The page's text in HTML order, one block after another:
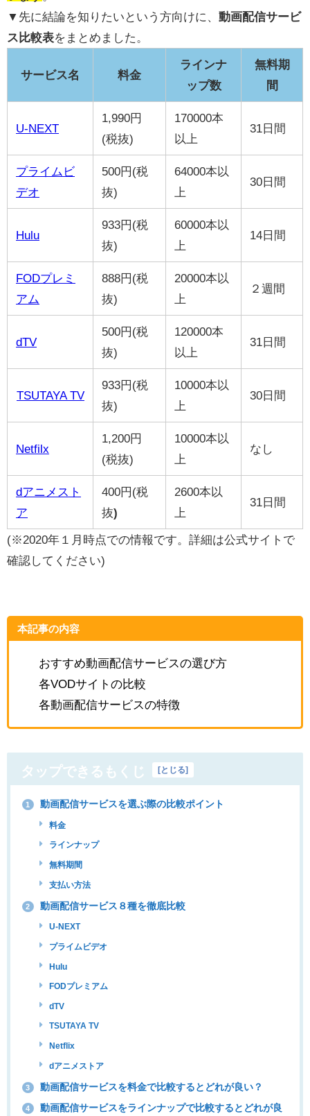
▼先に結論を知りたいという方向けに、 動画配信サービ
ス比較表をまとめました。
サービス名 料金
ラインナ
ップ数
無料期
間
U-NEXT
1,990円
(税抜)
170000本
以上
31日間
プライムビ
デオ
500円(税
抜)
64000本以
上
30日間
Hulu
933円(税
抜)
60000本以
上
14日間
FODプレミ
アム
888円(税
抜)
20000本以
上
２週間
dTV
500円(税
抜)
120000本
以上
31日間
TSUTAYA TV
933円(税
抜)
10000本以
上
30日間
Netfilx
1,200円
(税抜)
10000本以
上
なし
dアニメスト
ア
400円(税
抜)
2600本以
上
31日間
(※2020年１月時点での情報です。詳細は公式サイトで
確認してください)
本記事の内容
おすすめ動画配信サービスの選び方
各VODサイトの比較
各動画配信サービスの特徴
タップできるもくじ とじる
1 動画配信サービスを選ぶ際の比較ポイント
料金
ラインナップ
無料期間
支払い方法
2 動画配信サービス８種を徹底比較
U-NEXT
プライムビデオ
Hulu
FODプレミアム
dTV
TSUTAYA TV
Netflix
dアニメストア
3 動画配信サービスを料金で比較するとどれが良い？
4 動画配信サービスをラインナップで比較するとどれが良